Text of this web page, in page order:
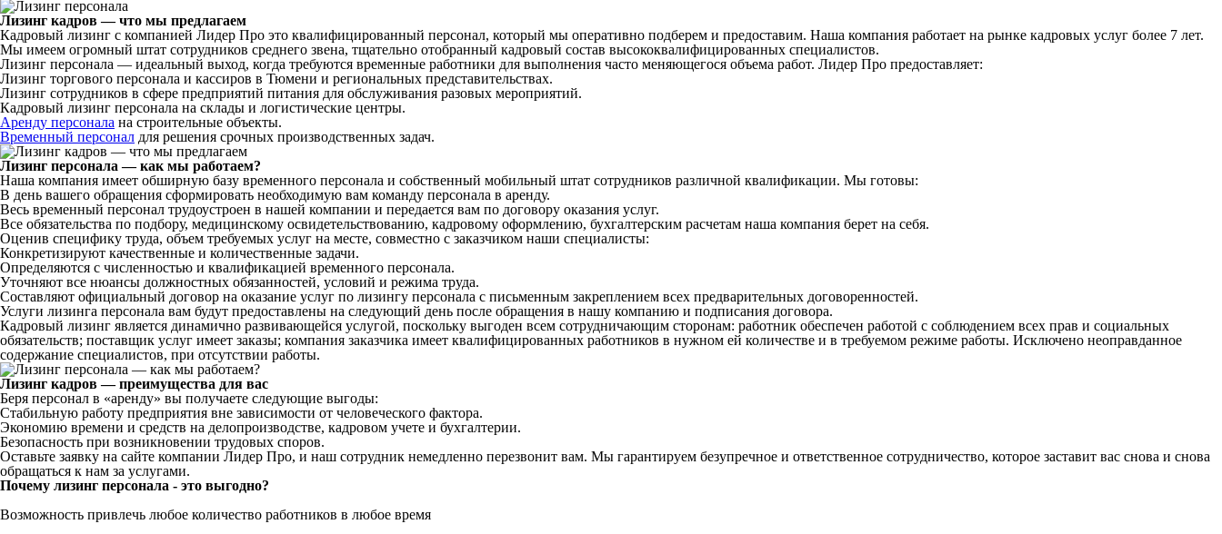
Лизинг кадров — что мы предлагаем
Кадровый лизинг с компанией Лидер Про это квалифицированный персонал, который мы оперативно подберем и предоставим. Наша компания работает на рынке кадровых услуг более 7 лет.
Мы имеем огромный штат сотрудников среднего звена, тщательно отобранный кадровый состав высококвалифицированных специалистов.
Лизинг персонала — идеальный выход, когда требуются временные работники для выполнения часто меняющегося объема работ. Лидер Про предоставляет:
Лизинг торгового персонала и кассиров в Тюмени и региональных представительствах.
Лизинг сотрудников в сфере предприятий питания для обслуживания разовых мероприятий.
Кадровый лизинг персонала на склады и логистические центры.
Аренду персонала на строительные объекты.
Временный персонал для решения срочных производственных задач.
Лизинг персонала — как мы работаем?
Наша компания имеет обширную базу временного персонала и собственный мобильный штат сотрудников различной квалификации. Мы готовы:
В день вашего обращения сформировать необходимую вам команду персонала в аренду.
Весь временный персонал трудоустроен в нашей компании и передается вам по договору оказания услуг.
Все обязательства по подбору, медицинскому освидетельствованию, кадровому оформлению, бухгалтерским расчетам наша компания берет на себя.
Оценив специфику труда, объем требуемых услуг на месте, совместно с заказчиком наши специалисты:
Конкретизируют качественные и количественные задачи.
Определяются с численностью и квалификацией временного персонала.
Уточняют все нюансы должностных обязанностей, условий и режима труда.
Составляют официальный договор на оказание услуг по лизингу персонала с письменным закреплением всех предварительных договоренностей.
Услуги лизинга персонала вам будут предоставлены на следующий день после обращения в нашу компанию и подписания договора.
Кадровый лизинг является динамично развивающейся услугой, поскольку выгоден всем сотрудничающим сторонам: работник обеспечен работой с соблюдением всех прав и социальных
обязательств; поставщик услуг имеет заказы; компания заказчика имеет квалифицированных работников в нужном ей количестве и в требуемом режиме работы. Исключено неоправданное
содержание специалистов, при отсутствии работы.
Лизинг кадров — преимущества для вас
Беря персонал в «аренду» вы получаете следующие выгоды:
Стабильную работу предприятия вне зависимости от человеческого фактора.
Экономию времени и средств на делопроизводстве, кадровом учете и бухгалтерии.
Безопасность при возникновении трудовых споров.
Оставьте заявку на сайте компании Лидер Про, и наш сотрудник немедленно перезвонит вам. Мы гарантируем безупречное и ответственное сотрудничество, которое заставит вас снова и снова
обращаться к нам за услугами.
Почему лизинг персонала - это выгодно?
Возможность привлечь любое количество работников в любое время